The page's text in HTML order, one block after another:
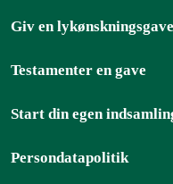
Giv en lykønskningsgave
Testamenter en gave
Start din egen
Persondatapolitik